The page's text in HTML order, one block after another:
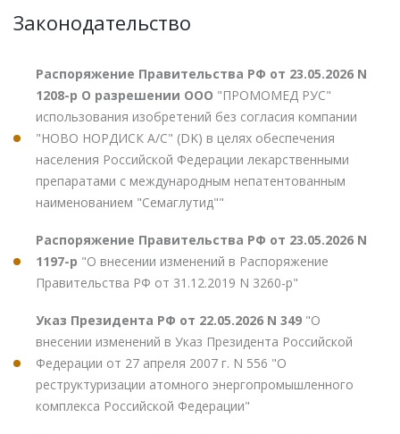
Законодательство
Распоряжение Правительства РФ от 23.05.2026 N
1208-р О разрешении ООО "ПРОМОМЕД РУС"
использования изобретений без согласия компании
"НОВО НОРДИСК А/С" (DK) в целях обеспечения
населения Российской Федерации лекарственными
препаратами с международным непатентованным
наименованием "Семаглутид""
Распоряжение Правительства РФ от 23.05.2026 N
1197-р "О внесении изменений в Распоряжение
Правительства РФ от 31.12.2019 N 3260-р"
Указ Президента РФ от 22.05.2026 N 349 "О
внесении изменений в Указ Президента Российской
Федерации от 27 апреля 2007 г. N 556 "О
реструктуризации атомного энергопромышленного
комплекса Российской Федерации"